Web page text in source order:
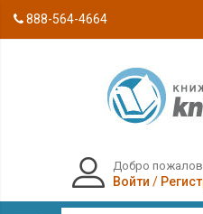
888-564-4664
Добро
Войти /